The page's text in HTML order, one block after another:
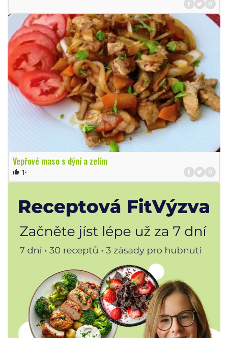
Vepřové maso s dýní a zelím
thumb_up 1×